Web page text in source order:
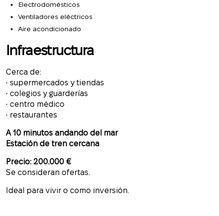
Electrodomésticos
Ventiladores eléctricos
Aire acondicionado
Infraestructura
Cerca de:
• supermercados y tiendas
• colegios y guarderías
• centro médico
• restaurantes
A 10 minutos andando del mar
Estación de tren cercana
Precio: 200.000 €
Se consideran ofertas.
Ideal para vivir o como inversión.